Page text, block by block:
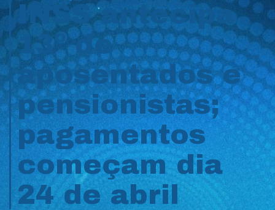
INSS antecipa
13º de
aposentados e
pensionistas;
pagamentos
começam dia
24 de abril